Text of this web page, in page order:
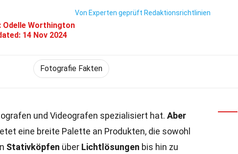
Odelle Worthington
14 Nov 2024
Von Experten geprüft Redaktionsrichtlinien
Fotografie Fakten
und Videografen spezialisiert hat. Aber
eine breite Palette an Produkten, die sowohl
Stativköpfen über Lichtlösungen bis hin zu